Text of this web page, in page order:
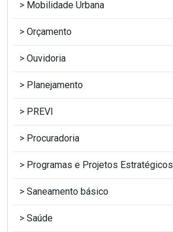
Mobilidade Urbana
Orçamento
Ouvidoria
Planejamento
PREVI
Procuradoria
Programas e Projetos Estratégicos
Saneamento básico
Saúde